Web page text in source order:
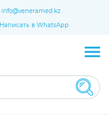
info@veneramed.kz
Написать в WhatsApp